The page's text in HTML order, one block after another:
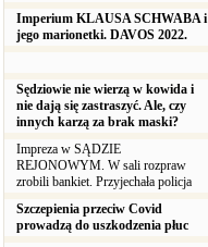
Imperium KLAUSA SCHWABA i
jego marionetki. DAVOS 2022.
Sędziowie nie wierzą w kowida i
nie dają się zastraszyć. Ale, czy
innych karzą za brak maski?
Impreza w SĄDZIE
REJONOWYM. W sali rozpraw
zrobili bankiet. Przyjechała policja
Szczepienia przeciw Covid
prowadzą do uszkodzenia płuc